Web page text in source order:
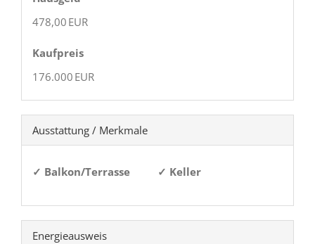
478,00 EUR
Kaufpreis
176.000 EUR
Ausstattung / Merkmale
✓ Balkon/Terrasse ✓ Keller
Energieausweis